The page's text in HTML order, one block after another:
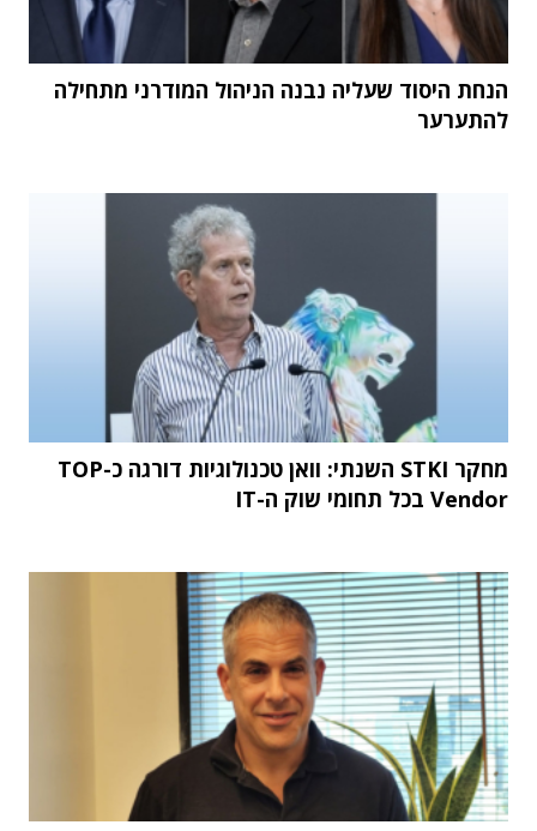
הנחת היסוד שעליה נבנה הניהול המודרני מתחילה
להתערער
מחקר STKI השנתי: וואן טכנולוגיות דורגה כ-TOP
Vendor בכל תחומי שוק ה-IT